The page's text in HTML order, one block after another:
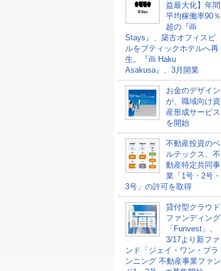
益最大化】年間
平均稼働率90％
超の『illi
Stays』、築古オフィスビ
ルをブティックホテルへ再
生。『illi Haku
Asakusa』、3月開業
お金のデザイン
が、職域向け資
産形成サービス
を開始
不動産投資のベ
ルテックス、不
動産特定共同事
業「1号・2号・
3号」の許可を取得
貸付型クラウド
ファンディング
「Funvest」、
3/17より新ファ
ンド「ジェイ・ワン・プラ
ンニング 不動産事業ファン